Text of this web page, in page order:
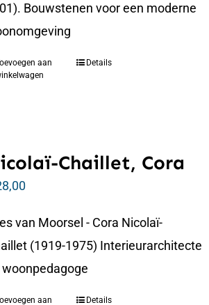
Bouwstenen voor een moderne
aan
Details
Chaillet, Cora
van Moorsel - Cora Nicolaï-
(1919-1975) Interieurarchitecte
woonpedagoge
aan
Details